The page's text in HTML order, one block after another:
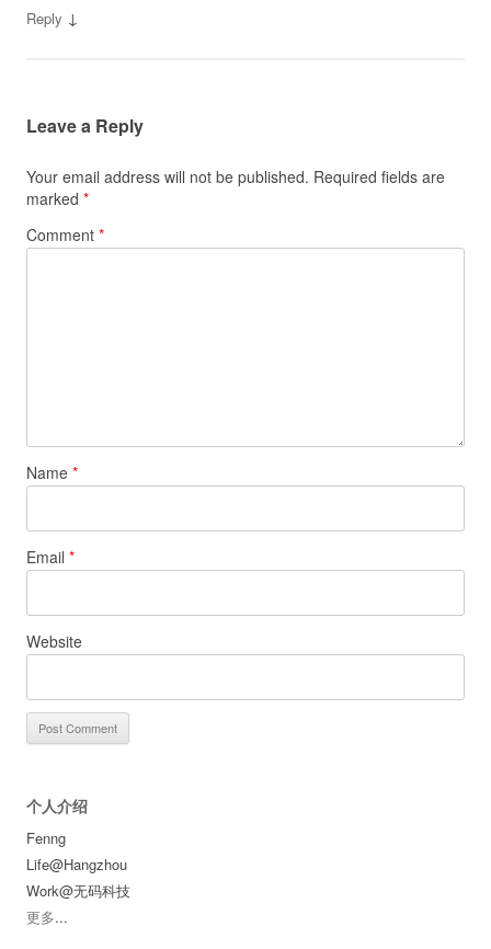
Reply ↓
Leave a Reply
Your email address will not be published. Required fields are
marked *
Comment *
Name *
Email *
Website
个人介绍
Fenng
Life@Hangzhou
Work@无码科技
更多...